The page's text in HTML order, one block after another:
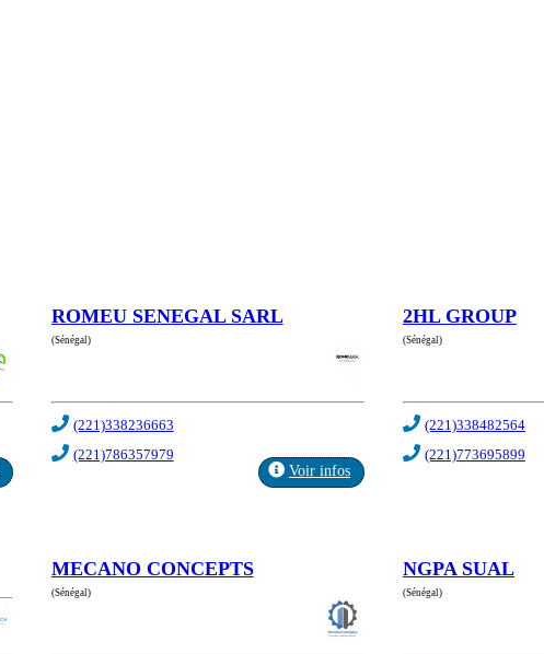
ROMEU SENEGAL SARL
(Sénégal)
(221)338236663
(221)786357979
Voir infos
2HL GROUP
(Sénégal)
(221)338482564
(221)773695899
MECANO CONCEPTS
(Sénégal)
NGPA SUAL
(Sénégal)